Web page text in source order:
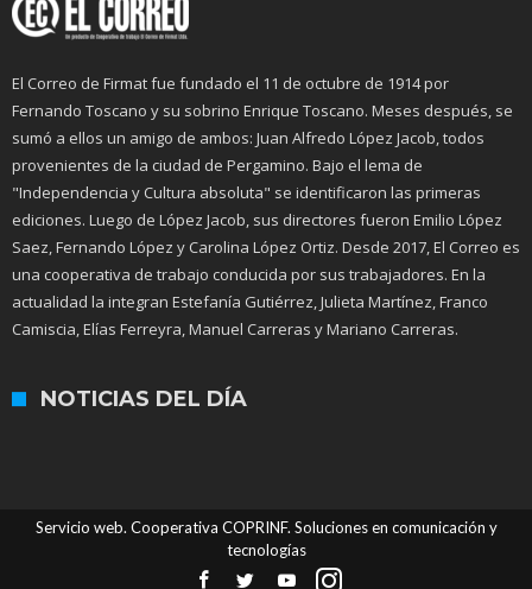
El Correo de Firmat fue fundado el 11 de octubre de 1914 por
Fernando Toscano y su sobrino Enrique Toscano. Meses después, se
sumó a ellos un amigo de ambos: Juan Alfredo López Jacob, todos
provenientes de la ciudad de Pergamino. Bajo el lema de
"Independencia y Cultura absoluta" se identificaron las primeras
ediciones. Luego de López Jacob, sus directores fueron Emilio López
Saez, Fernando López y Carolina López Ortiz. Desde 2017, El Correo es
una cooperativa de trabajo conducida por sus trabajadores. En la
actualidad la integran Estefanía Gutiérrez, Julieta Martínez, Franco
Camiscia, Elías Ferreyra, Manuel Carreras y Mariano Carreras.
NOTICIAS DEL DÍA
Servicio web. Cooperativa COPRINF. Soluciones en comunicación y
tecnologías